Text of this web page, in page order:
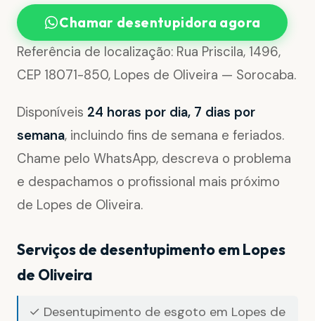
Chamar desentupidora agora
Referência de localização: Rua Priscila, 1496,
CEP 18071-850, Lopes de Oliveira — Sorocaba.
Disponíveis 24 horas por dia, 7 dias por
semana, incluindo fins de semana e feriados.
Chame pelo WhatsApp, descreva o problema
e despachamos o profissional mais próximo
de Lopes de Oliveira.
Serviços de desentupimento em Lopes
de Oliveira
✓ Desentupimento de esgoto em Lopes de